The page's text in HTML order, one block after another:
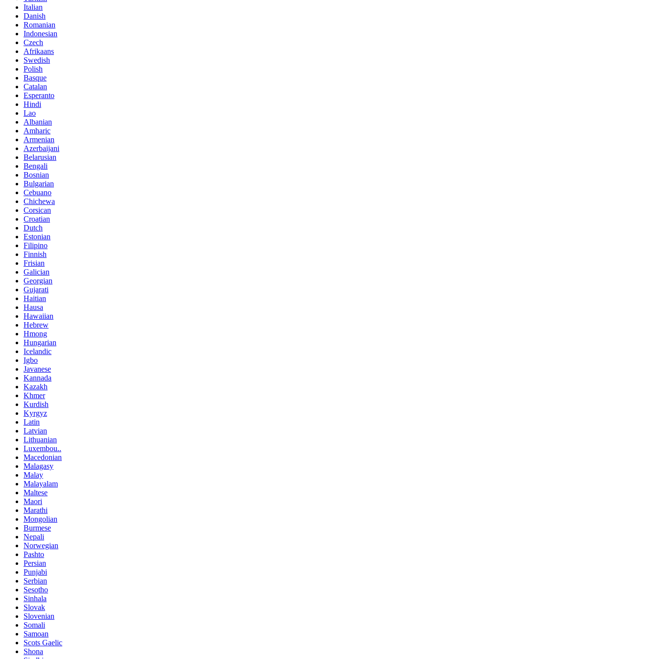
Italian
Danish
Romanian
Indonesian
Czech
Afrikaans
Swedish
Polish
Basque
Catalan
Esperanto
Hindi
Lao
Albanian
Amharic
Armenian
Azerbaijani
Belarusian
Bengali
Bosnian
Bulgarian
Cebuano
Chichewa
Corsican
Croatian
Dutch
Estonian
Filipino
Finnish
Frisian
Galician
Georgian
Gujarati
Haitian
Hausa
Hawaiian
Hebrew
Hmong
Hungarian
Icelandic
Igbo
Javanese
Kannada
Kazakh
Khmer
Kurdish
Kyrgyz
Latin
Latvian
Lithuanian
Luxembou..
Macedonian
Malagasy
Malay
Malayalam
Maltese
Maori
Marathi
Mongolian
Burmese
Nepali
Norwegian
Pashto
Persian
Punjabi
Serbian
Sesotho
Sinhala
Slovak
Slovenian
Somali
Samoan
Scots Gaelic
Shona